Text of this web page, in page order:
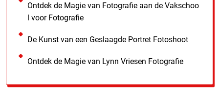
Ontdek de Magie van Fotografie aan de Vakschoo
l voor Fotografie
De Kunst van een Geslaagde Portret Fotoshoot
Ontdek de Magie van Lynn Vriesen Fotografie